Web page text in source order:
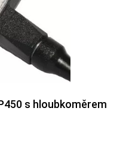
s hloubkoměrem